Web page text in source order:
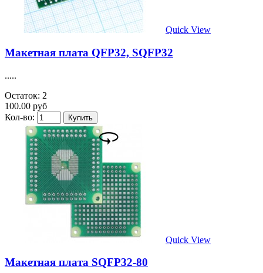
Quick View
Макетная плата QFP32, SQFP32
.....
Остаток: 2
100.00 руб
Кол-во:
Quick View
Макетная плата SQFP32-80